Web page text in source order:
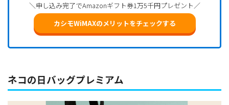
＼申し込み完了でAmazonギフト券1万5千円プレゼント／
カシモWiMAXのメリットをチェックする
ネコの日バッグプレミアム